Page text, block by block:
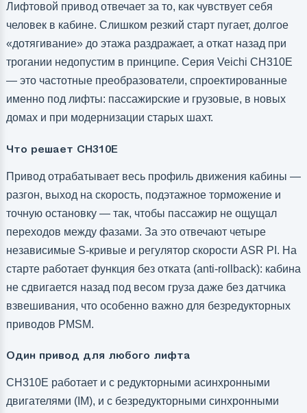
Лифтовой привод отвечает за то, как чувствует себя
человек в кабине. Слишком резкий старт пугает, долгое
«дотягивание» до этажа раздражает, а откат назад при
трогании недопустим в принципе. Серия Veichi CH310E
— это частотные преобразователи, спроектированные
именно под лифты: пассажирские и грузовые, в новых
домах и при модернизации старых шахт.
Что решает CH310E
Привод отрабатывает весь профиль движения кабины —
разгон, выход на скорость, подэтажное торможение и
точную остановку — так, чтобы пассажир не ощущал
переходов между фазами. За это отвечают четыре
независимые S-кривые и регулятор скорости ASR PI. На
старте работает функция без отката (anti-rollback): кабина
не сдвигается назад под весом груза даже без датчика
взвешивания, что особенно важно для безредукторных
приводов PMSM.
Один привод для любого лифта
CH310E работает и с редукторными асинхронными
двигателями (IM), и с безредукторными синхронными